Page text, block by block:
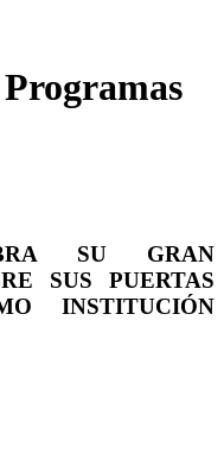
SU GRAN
SUS PUERTAS
INSTITUCIÓN